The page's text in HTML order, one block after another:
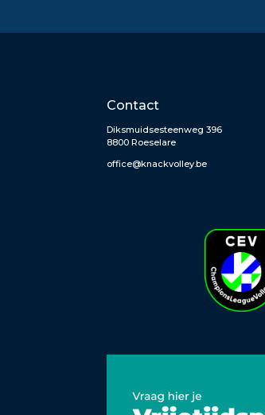
Contact
Diksmuidsesteenweg 396
8800 Roeselare
office@knackvolley.be